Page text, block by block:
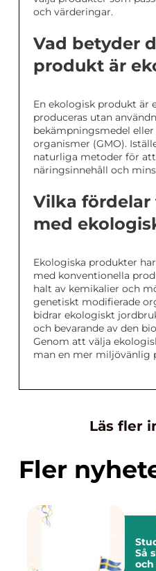
och värderingar.
Vad betyder
produkt är
En ekologisk produkt är
produceras utan
bekämpningsmedel
organismer (GMO).
naturliga metoder för
näringsinnehåll och
Vilka
med
Ekologiska produkter
med konventionella
halt av kemikalier och
genetiskt modifierade
bidrar ekologiskt
och bevarande av den
Genom att välja
man en mer miljövänlig
Läs fler
Fler
Så